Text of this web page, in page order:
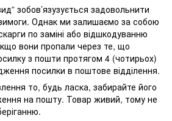
зобов’язузується задовольнити
Однак ми залишаємо за собою
по заміні або відшкодуванню
вони пропали через те, що
з пошти протягом 4 (чотирьох)
посилки в поштове відділення.
то, будь ласка, забирайте його
на пошту. Товар живий, тому не